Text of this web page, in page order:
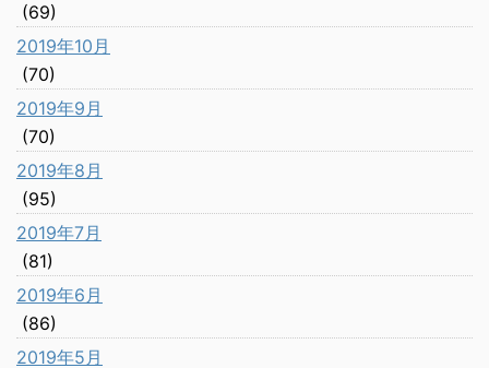
(69)
2019年10月
(70)
2019年9月
(70)
2019年8月
(95)
2019年7月
(81)
2019年6月
(86)
2019年5月